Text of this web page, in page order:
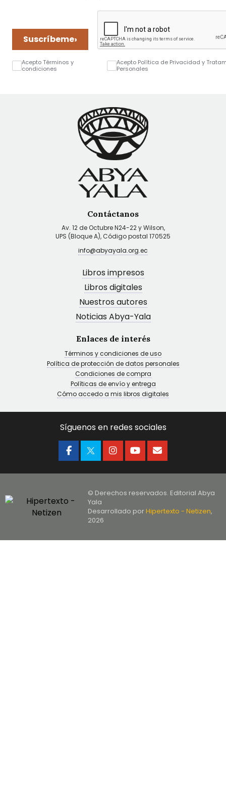
Suscríbeme›
Acepto Términos y
condiciones
Acepto Política de Privacidad y
Personales
Contáctanos
Av. 12 de Octubre N24-22 y Wilson,
UPS (Bloque A), Código postal 170525
info@abyayala.org.ec
Libros impresos
Libros digitales
Nuestros autores
Noticias Abya-Yala
Enlaces de interés
Términos y condiciones de uso
Política de protección de datos personales
Condiciones de compra
Políticas de envío y entrega
Cómo accedo a mis libros digitales
Síguenos en redes sociales
© Derechos reservados. Editorial Abya
Yala
Desarrollado porHipertexto - Netizen,
2026